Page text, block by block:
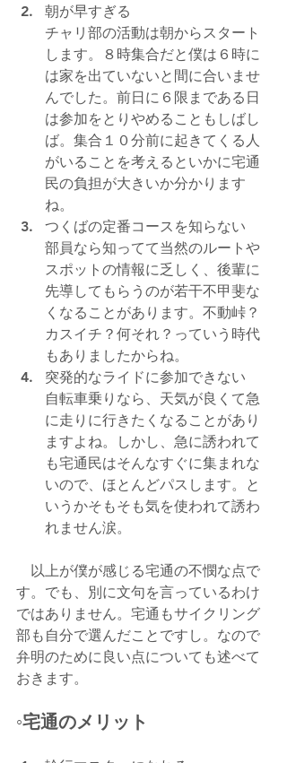
朝が早すぎる
チャリ部の活動は朝からスタート
します。８時集合だと僕は６時に
は家を出ていないと間に合いませ
んでした。前日に６限まである日
は参加をとりやめることもしばし
ば。集合１０分前に起きてくる人
がいることを考えるといかに宅通
民の負担が大きいか分かります
ね。
つくばの定番コースを知らない
部員なら知ってて当然のルートや
スポットの情報に乏しく、後輩に
先導してもらうのが若干不甲斐な
くなることがあります。不動峠？
カスイチ？何それ？っていう時代
もありましたからね。
突発的なライドに参加できない
自転車乗りなら、天気が良くて急
に走りに行きたくなることがあり
ますよね。しかし、急に誘われて
も宅通民はそんなすぐに集まれな
いので、ほとんどパスします。と
いうかそもそも気を使われて誘わ
れません涙。
以上が僕が感じる宅通の不憫な点で
す。でも、別に文句を言っているわけ
ではありません。宅通もサイクリング
部も自分で選んだことですし。なので
弁明のために良い点についても述べて
おきます。
◦宅通のメリット